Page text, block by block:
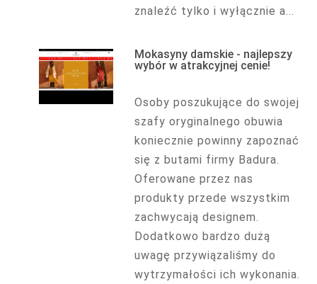
znaleźć tylko i wyłącznie a...
Mokasyny damskie - najlepszy
wybór w atrakcyjnej cenie!
Osoby poszukujące do swojej
szafy oryginalnego obuwia
koniecznie powinny zapoznać
się z butami firmy Badura.
Oferowane przez nas
produkty przede wszystkim
zachwycają designem.
Dodatkowo bardzo dużą
uwagę przywiązaliśmy do
wytrzymałości ich wykonania.